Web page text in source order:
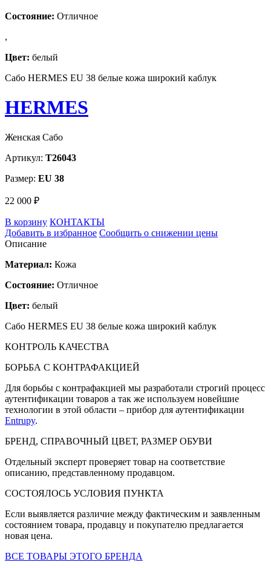
Состояние: Отличное
,
Цвет: белый
Сабо HERMES EU 38 белые кожа широкий каблук
HERMES
Женская Сабо
Артикул: T26043
Размер: EU 38
22 000 ₽
В корзину КОНТАКТЫ
Добавить в избранное Сообщить о снижении цены
Описание
Материал: Кожа
Состояние: Отличное
Цвет: белый
Сабо HERMES EU 38 белые кожа широкий каблук
КОНТРОЛЬ КАЧЕСТВА
БОРЬБА С КОНТРАФАКЦИЕЙ
Для борьбы с контрафакцией мы разработали строгий процесс
аутентификации товаров а так же используем новейшие
технологии в этой области – прибор для аутентификации
Entrupy.
БРЕНД, СПРАВОЧНЫЙ ЦВЕТ, РАЗМЕР ОБУВИ
Отдельный эксперт проверяет товар на соответствие
описанию, представленному продавцом.
СОСТОЯЛОСЬ УСЛОВИЯ ПУНКТА
Если выявляется различие между фактическим и заявленным
состоянием товара, продавцу и покупателю предлагается
новая цена.
ВСЕ ТОВАРЫ ЭТОГО БРЕНДА